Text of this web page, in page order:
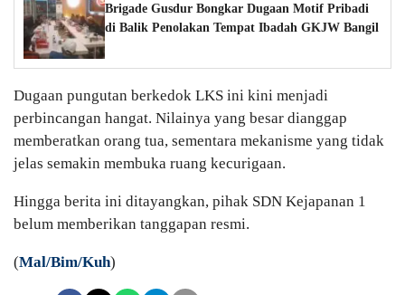
Brigade Gusdur Bongkar Dugaan Motif Pribadi
di Balik Penolakan Tempat Ibadah GKJW Bangil
Dugaan pungutan berkedok LKS ini kini menjadi
perbincangan hangat. Nilainya yang besar dianggap
memberatkan orang tua, sementara mekanisme yang tidak
jelas semakin membuka ruang kecurigaan.
Hingga berita ini ditayangkan, pihak SDN Kejapanan 1
belum memberikan tanggapan resmi.
(Mal/Bim/Kuh)